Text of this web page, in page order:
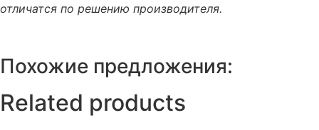
отличатся по решению производителя.
Похожие предложения:
Related products